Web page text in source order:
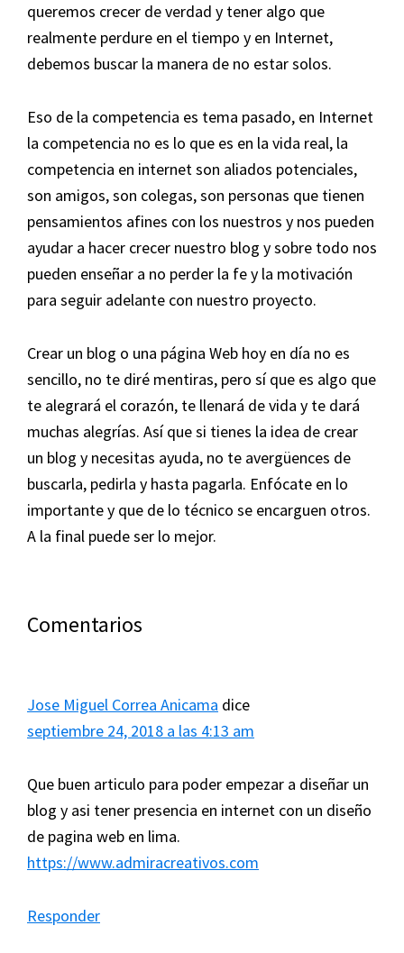
queremos crecer de verdad y tener algo que
realmente perdure en el tiempo y en Internet,
debemos buscar la manera de no estar solos.
Eso de la competencia es tema pasado, en Internet
la competencia no es lo que es en la vida real, la
competencia en internet son aliados potenciales,
son amigos, son colegas, son personas que tienen
pensamientos afines con los nuestros y nos pueden
ayudar a hacer crecer nuestro blog y sobre todo nos
pueden enseñar a no perder la fe y la motivación
para seguir adelante con nuestro proyecto.
Crear un blog o una página Web hoy en día no es
sencillo, no te diré mentiras, pero sí que es algo que
te alegrará el corazón, te llenará de vida y te dará
muchas alegrías. Así que si tienes la idea de crear
un blog y necesitas ayuda, no te avergüences de
buscarla, pedirla y hasta pagarla. Enfócate en lo
importante y que de lo técnico se encarguen otros.
A la final puede ser lo mejor.
Interacciones
lectores
Comentarios
Jose Miguel Correa Anicama dice
septiembre 24, 2018 a las 4:13 am
Que buen articulo para poder empezar a diseñar un
blog y asi tener presencia en internet con un diseño
de pagina web en lima.
https://www.admiracreativos.com
Responder